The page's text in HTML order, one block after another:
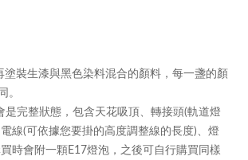
塗裝生漆與黑色染料混合的顏料，每一盞的顏
。
是完整狀態，包含天花吸頂、轉接頭(軌道燈
電線(可依據您要掛的高度調整線的長度)
、燈
時會附一顆E17燈泡，之後可自行購買同樣